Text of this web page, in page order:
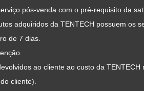
pós-venda com o pré-requisito da
adquiridos da TENTECH possuem os
de 7 dias.
ao cliente ao custo da
cliente).